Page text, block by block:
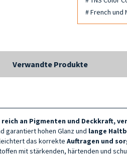
# French und
Verwandte Produkte
an Pigmenten und Deckkraft,
garantiert hohen Glanz und lange
das korrekte Auftragen und
mit stärkenden, härtenden und